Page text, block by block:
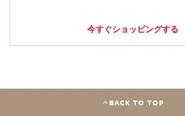
今すぐショッピングする
BACK TO TOP